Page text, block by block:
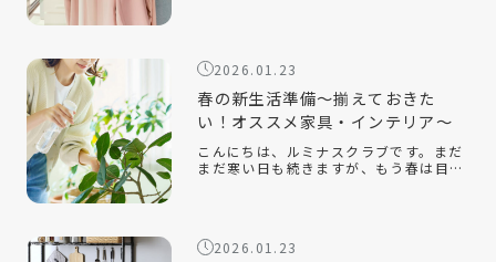
ーゼッ […]
2026.01.23
春の新生活準備～揃えておきた
い！オススメ家具・インテリア～
こんにちは、ルミナスクラブです。まだ
まだ寒い日も続きますが、もう春は目の
の家 […]
2026.01.23